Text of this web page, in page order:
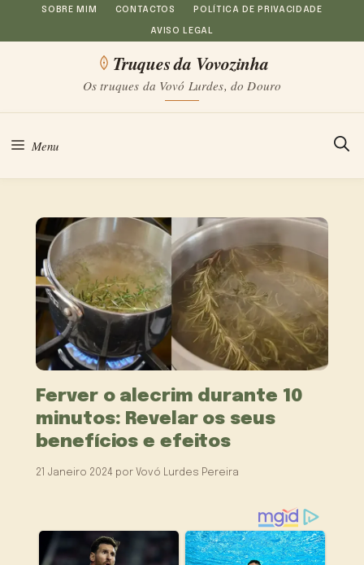
Saltar
para
conteúdo
SOBRE MIM CONTACTOS POLÍTICA DE PRIVACIDADE
AVISO LEGAL
Truques da Vovozinha
Os truques da Vovó Lurdes, do Douro
Menu
Ferver o alecrim durante 10
minutos: Revelar os seus
benefícios e efeitos
21 Janeiro 2024 por Vovó Lurdes Pereira